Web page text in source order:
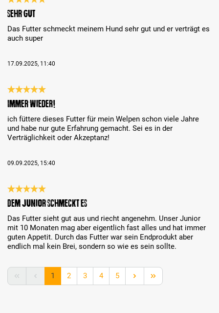
Recenze s hodnocením 5 z 5 hvězd
Sehr gut
Das Futter schmeckt meinem Hund sehr gut und er verträgt es
auch super
17.09.2025, 11:40
Recenze s hodnocením 5 z 5 hvězd
Immer wieder!
ich füttere dieses Futter für mein Welpen schon viele Jahre
und habe nur gute Erfahrung gemacht. Sei es in der
Verträglichkeit oder Akzeptanz!
09.09.2025, 15:40
Recenze s hodnocením 5 z 5 hvězd
Dem Junior schmeckt es
Das Futter sieht gut aus und riecht angenehm. Unser Junior
mit 10 Monaten mag aber eigentlich fast alles und hat immer
guten Appetit. Durch das Futter war sein Endprodukt aber
endlich mal kein Brei, sondern so wie es sein sollte.
Strana
1 Strana
2 Strana
3 Strana
4 Strana
5